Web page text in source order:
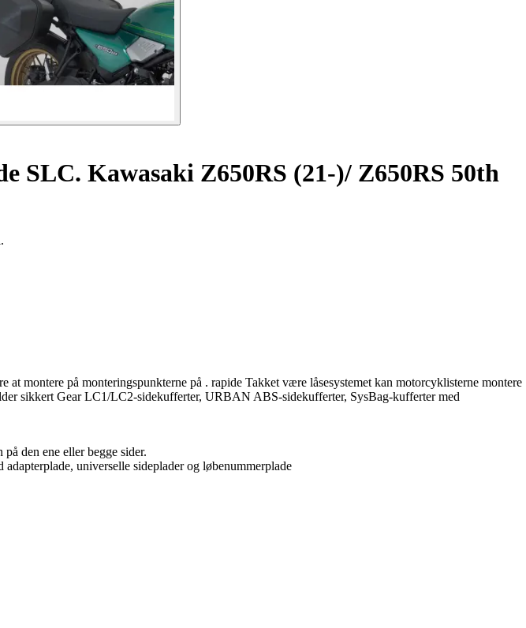
SLC. Kawasaki Z650RS (21-)/ Z650RS 50th
montere på monteringspunkterne på . rapide Takket være låsesystemet kan motorcyklisterne montere
sikkert Gear LC1/LC2-sidekufferter, URBAN ABS-sidekufferter, SysBag-kufferter med
den ene eller begge sider.
universelle sideplader og løbenummerplade